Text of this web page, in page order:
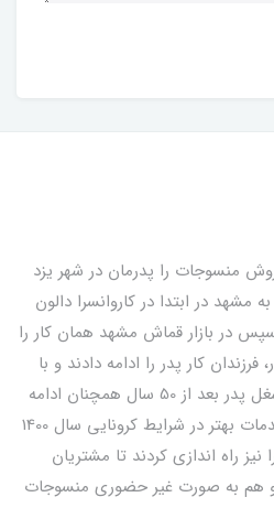
فروش منسوجات را پدرمان در شهر یزد
مشهد در ابتدا در کاروانسرا دالون
سپس در بازار قماش مشهد همان کار را
کار پدر را ادامه دادند و با
فروش انواع روفرشی و حوله، شغل پدر بعد از 50 سال همچنان ادامه
دارد. حال فرزندان برای ارائه خدمات بهتر در شرایط کرونایی سال 1400
راه اندازی کردند تا مشتریان
هم به صورت غیر حضوری منسوجات